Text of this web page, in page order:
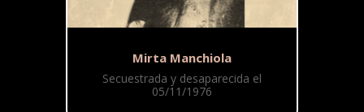
Mirta Manchiola
Secuestrada y desaparecida el
05/11/1976